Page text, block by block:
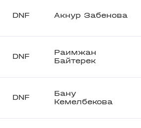
DNF Акнур Забенова
DNF
Раимжан
Байтерек
DNF
Бану
Кемелбекова